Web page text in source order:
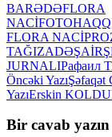
BARƏDƏFLORA
NACİFOTO
FLORA NACİ
TAĞIZADƏŞAİR
JURNALIРафаил
Yazılar
üzrə
naviqasiya
Öncəki YazıŞəfaqət
YazıErskin
Bir cavab yazın